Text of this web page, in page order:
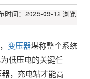
时间：2025-09-12 浏览
变压器堪称整个系统
低压电的关键任
，充电站才能高